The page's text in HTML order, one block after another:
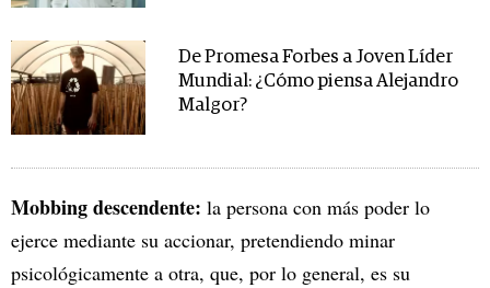
De Promesa Forbes a Joven Líder
Mundial: ¿Cómo piensa Alejandro
Malgor?
Mobbing descendente: la persona con más poder lo
ejerce mediante su accionar, pretendiendo minar
psicológicamente a otra, que, por lo general, es su